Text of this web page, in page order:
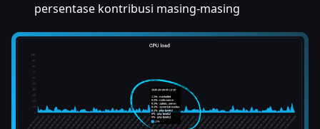
persentase kontribusi masing-masing